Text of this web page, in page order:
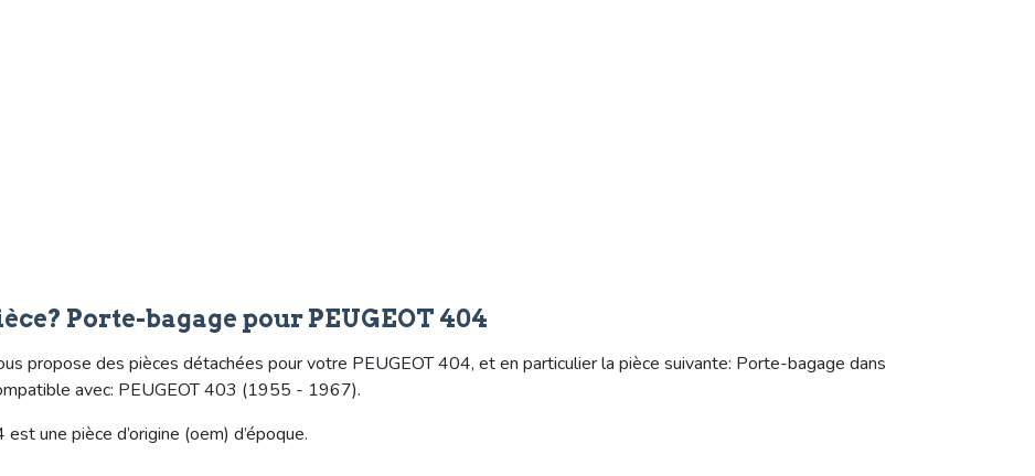
Porte-bagage pour PEUGEOT 404
propose des pièces détachées pour votre PEUGEOT 404, et en particulier la pièce suivante: Porte-bagage dans
avec: PEUGEOT 403 (1955 - 1967).
une pièce d’origine (oem) d’époque.